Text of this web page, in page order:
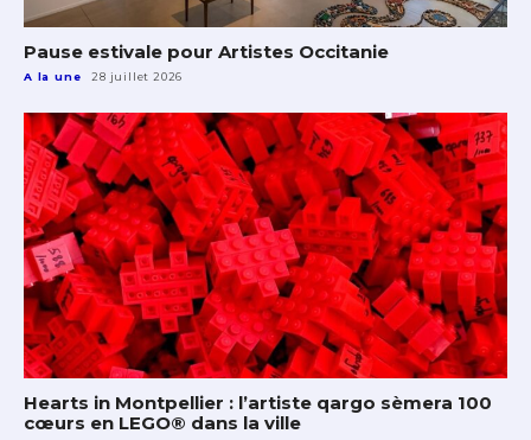
Pause estivale pour Artistes Occitanie
A la une 28 juillet 2026
Hearts in Montpellier : l’artiste qargo sèmera 100
cœurs en LEGO® dans la ville